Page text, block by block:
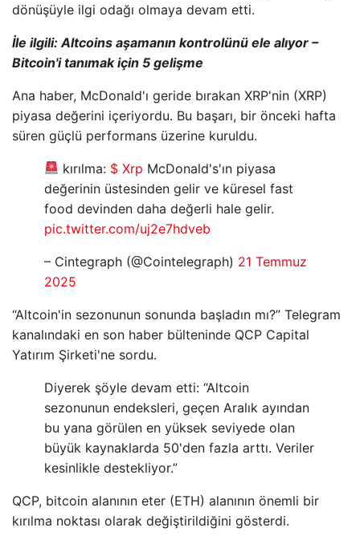
dönüşüyle ilgi odağı olmaya devam etti.
İle ilgili: Altcoins aşamanın kontrolünü ele alıyor –
Bitcoin'i tanımak için 5 gelişme
Ana haber, McDonald'ı geride bırakan XRP'nin (XRP)
piyasa değerini içeriyordu. Bu başarı, bir önceki hafta
süren güçlü performans üzerine kuruldu.
kırılma: $ Xrp McDonald's'ın piyasa
değerinin üstesinden gelir ve küresel fast
food devinden daha değerli hale gelir.
pic.twitter.com/uj2e7hdveb
– Cintegraph (@Cointelegraph) 21 Temmuz
2025
“Altcoin'in sezonunun sonunda başladın mı?” Telegram
kanalındaki en son haber bülteninde QCP Capital
Yatırım Şirketi'ne sordu.
Diyerek şöyle devam etti: “Altcoin
sezonunun endeksleri, geçen Aralık ayından
bu yana görülen en yüksek seviyede olan
büyük kaynaklarda 50'den fazla arttı. Veriler
kesinlikle destekliyor.”
QCP, bitcoin alanının eter (ETH) alanının önemli bir
kırılma noktası olarak değiştirildiğini gösterdi.